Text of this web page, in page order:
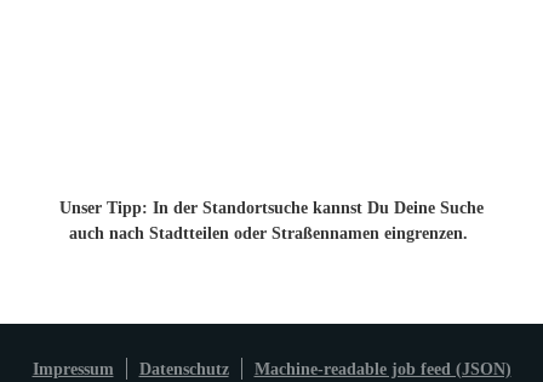
Unser Tipp: In der Standortsuche kannst Du Deine Suche
auch nach Stadtteilen oder Straßennamen eingrenzen.
Impressum Datenschutz
Machine-readable job feed (JSON)